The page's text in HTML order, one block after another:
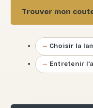
Trouver mon
Choisir la
Entretenir